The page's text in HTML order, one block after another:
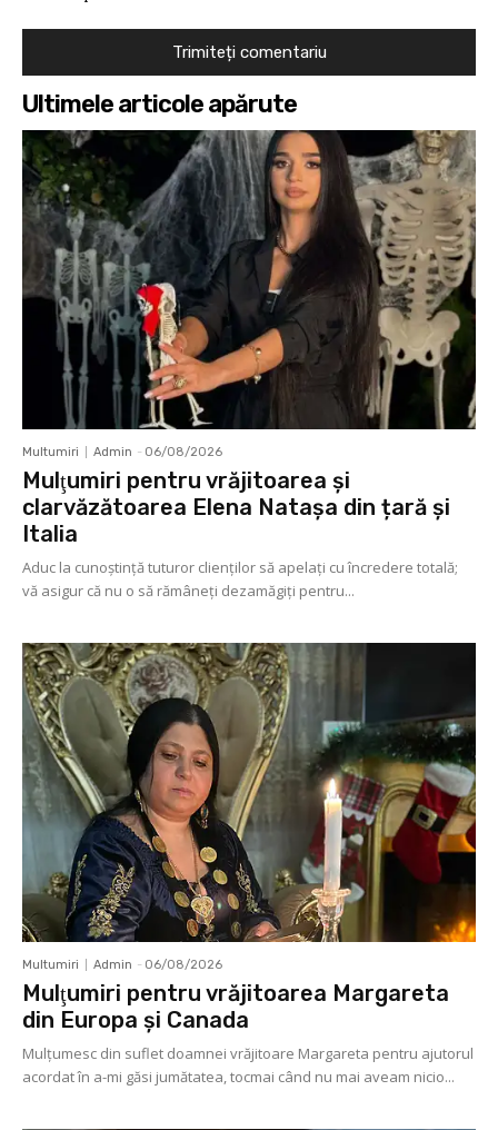
Ultimele articole apărute
Multumiri Admin - 06/08/2026
Mulţumiri pentru vrăjitoarea și
clarvăzătoarea Elena Natașa din țară și
Italia
Aduc la cunoştinţă tuturor clienţilor să apelaţi cu încredere totală;
vă asigur că nu o să rămâneţi dezamăgiţi pentru...
Multumiri Admin - 06/08/2026
Mulţumiri pentru vrăjitoarea Margareta
din Europa și Canada
Mulţumesc din suflet doamnei vrăjitoare Margareta pentru ajutorul
acordat în a-mi găsi jumătatea, tocmai când nu mai aveam nicio...